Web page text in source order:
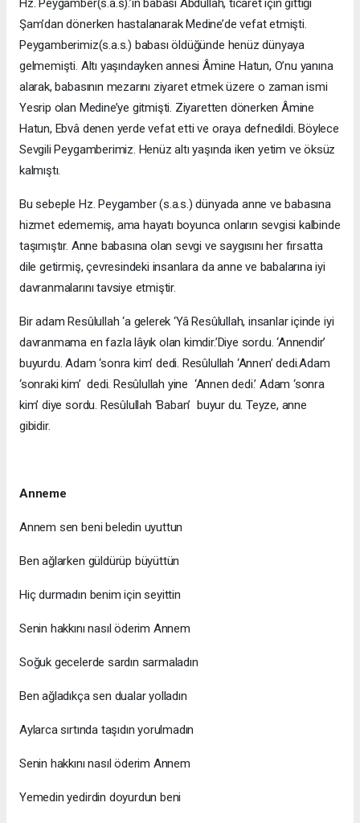
Hz. Peygamber(s.a.s).’in babası Abdullah, ticaret için gittiği
Şam’dan dönerken hastalanarak Medine’de vefat etmişti.
Peygamberimiz(s.a.s.) babası öldüğünde henüz dünyaya
gelmemişti. Altı yaşındayken annesi Âmine Hatun, O’nu yanına
alarak, babasının mezarını ziyaret etmek üzere o zaman ismi
Yesrip olan Medine’ye gitmişti. Ziyaretten dönerken Âmine
Hatun, Ebvâ denen yerde vefat etti ve oraya defnedildi. Böylece
Sevgili Peygamberimiz. Henüz altı yaşında iken yetim ve öksüz
kalmıştı.
Bu sebeple Hz. Peygamber (s.a.s.) dünyada anne ve babasına
hizmet edememiş, ama hayatı boyunca onların sevgisi kalbinde
taşımıştır. Anne babasına olan sevgi ve saygısını her fırsatta
dile getirmiş, çevresindeki insanlara da anne ve babalarına iyi
davranmalarını tavsiye etmiştir.
Bir adam Resûlullah ‘a gelerek ‘Yâ Resûlullah, insanlar içinde iyi
davranmama en fazla lâyık olan kimdir.’Diye sordu. ‘Annendir’
buyurdu. Adam ‘sonra kim’ dedi. Resûlullah ‘Annen’ dedi.Adam
‘sonraki kim’ dedi. Resûlullah yine ‘Annen dedi.’ Adam ‘sonra
kim’ diye sordu. Resûlullah ‘Baban’ buyur du. Teyze, anne
gibidir.
Anneme
Annem sen beni beledin uyuttun
Ben ağlarken güldürüp büyüttün
Hiç durmadın benim için seyittin
Senin hakkını nasıl öderim Annem
Soğuk gecelerde sardın sarmaladın
Ben ağladıkça sen dualar yolladın
Aylarca sırtında taşıdın yorulmadın
Senin hakkını nasıl öderim Annem
Yemedin yedirdin doyurdun beni